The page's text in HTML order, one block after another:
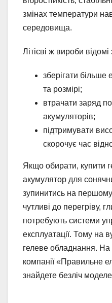
змінах температури
середовища.
Літієві ж вироби відомі
зберігати більше
та розмірі;
втрачати заряд
акумуляторів;
підтримувати
скорочує час
Якщо обирати, купити
акумулятор для
зупинитись на першому
чутливі до перегріву,
потребують системи
експлуатації. Тому на
гелеве обладнання. На
компанії «Правильне
знайдете безліч